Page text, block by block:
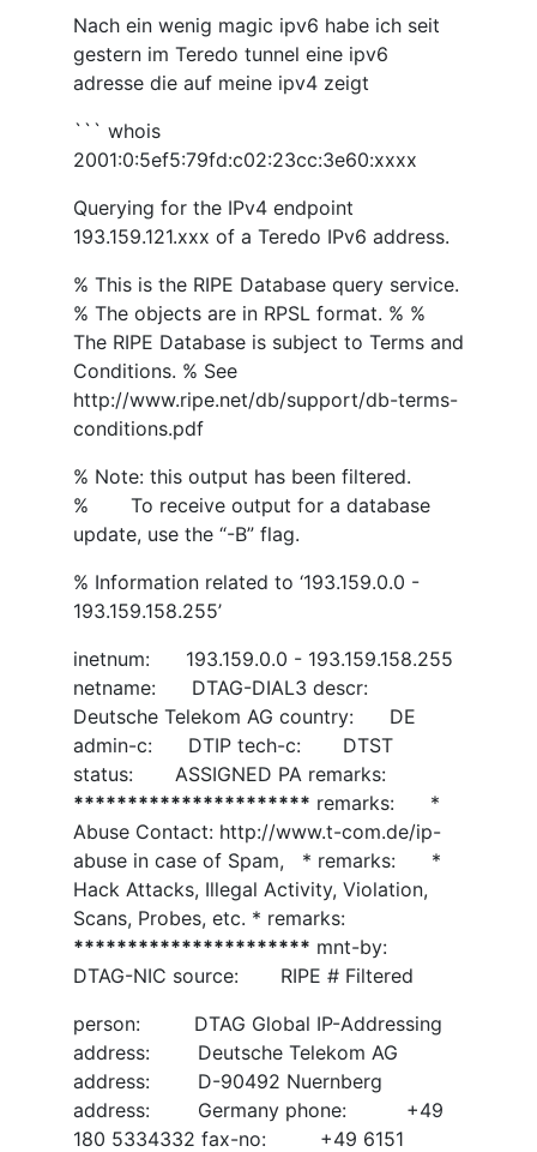
Nach ein wenig magic ipv6 habe ich seit
gestern im Teredo tunnel eine ipv6
adresse die auf meine ipv4 zeigt
``` whois
2001:0:5ef5:79fd:c02:23cc:3e60:xxxx
Querying for the IPv4 endpoint
193.159.121.xxx of a Teredo IPv6 address.
% This is the RIPE Database query service.
% The objects are in RPSL format. % %
The RIPE Database is subject to Terms and
Conditions. % See
http://www.ripe.net/db/support/db-terms-
conditions.pdf
% Note: this output has been filtered.
% To receive output for a database
update, use the “-B” flag.
% Information related to ‘193.159.0.0 -
193.159.158.255’
inetnum: 193.159.0.0 - 193.159.158.255
netname: DTAG-DIAL3 descr:
Deutsche Telekom AG country: DE
admin-c: DTIP tech-c: DTST
status: ASSIGNED PA remarks:
********************** remarks: *
Abuse Contact: http://www.t-com.de/ip-
abuse in case of Spam, * remarks: *
Hack Attacks, Illegal Activity, Violation,
Scans, Probes, etc. * remarks:
********************** mnt-by:
DTAG-NIC source: RIPE # Filtered
person: DTAG Global IP-Addressing
address: Deutsche Telekom AG
address: D-90492 Nuernberg
address: Germany phone: +49
180 5334332 fax-no: +49 6151